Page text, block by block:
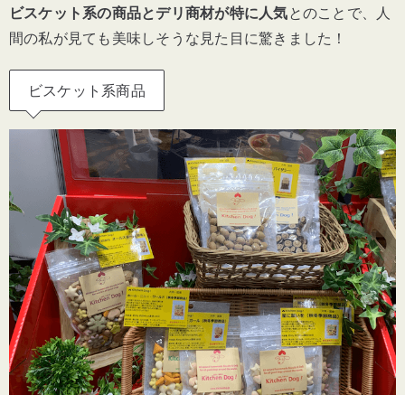
ビスケット系の商品とデリ商材が特に人気とのことで、人
間の私が見ても美味しそうな見た目に驚きました！
ビスケット系商品